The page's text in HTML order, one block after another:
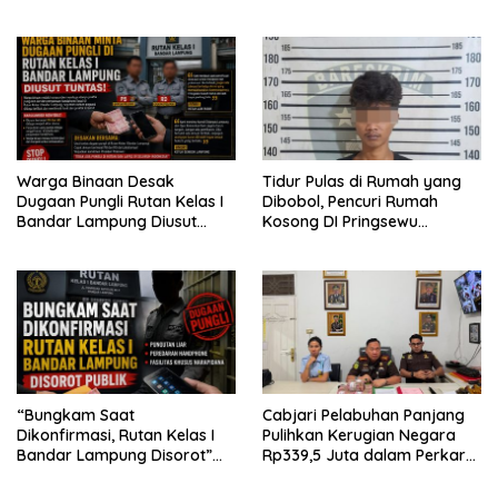
Warga Binaan Desak
Dugaan Pungli Rutan Kelas I
Bandar Lampung Diusut
Tidur Pulas di Rumah yang
Dibobol, Pencuri Rumah
Kosong DI Pringsewu
“Bungkam Saat
Dikonfirmasi, Rutan Kelas I
Bandar Lampung Disorot”
Cabjari Pelabuhan Panjang
Pulihkan Kerugian Negara
Rp339,5 Juta dalam Perkara